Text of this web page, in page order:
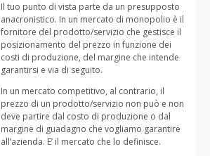
Il tuo punto di vista parte da un presupposto
anacronistico. In un mercato di monopolio è il
fornitore del prodotto/servizio che gestisce il
posizionamento del prezzo in funzione dei
costi di produzione, del margine che intende
garantirsi e via di seguito.
In un mercato competitivo, al contrario, il
prezzo di un prodotto/servizio non può e non
deve partire dal costo di produzione o dal
margine di guadagno che vogliamo garantire
all’azienda. E’ il mercato che lo definisce.